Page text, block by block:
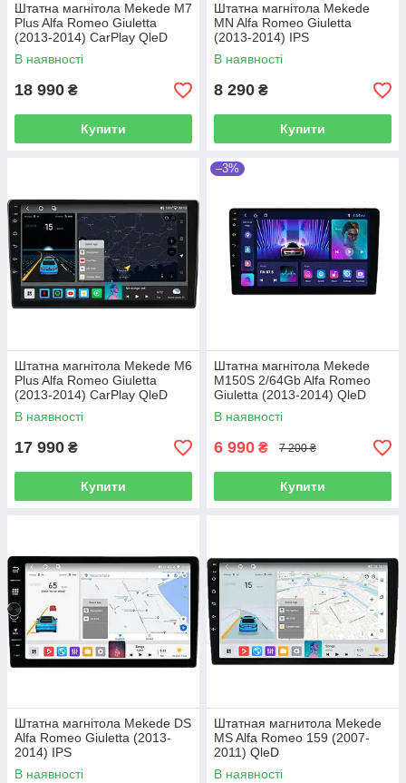
Штатна магнітола Mekede M7
Plus Alfa Romeo Giuletta
(2013-2014) CarPlay QleD
В наявності
18 990 ₴
Купити
Штатна магнітола Mekede
MN Alfa Romeo Giuletta
(2013-2014) IPS
В наявності
8 290 ₴
Купити
Штатна магнітола Mekede M6
Plus Alfa Romeo Giuletta
(2013-2014) CarPlay QleD
В наявності
17 990 ₴
Купити
–3%
Штатна магнітола Mekede
M150S 2/64Gb Alfa Romeo
Giuletta (2013-2014) QleD
В наявності
6 990 ₴ 7 200 ₴
Купити
Штатна магнітола Mekede DS
Alfa Romeo Giuletta (2013-
2014) IPS
В наявності
Штатная магнитола Mekede
MS Alfa Romeo 159 (2007-
2011) QleD
В наявності